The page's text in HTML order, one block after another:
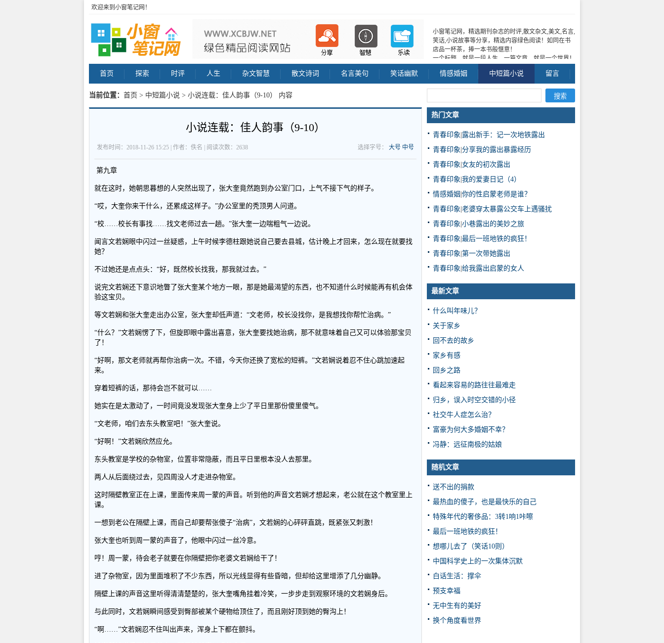
欢迎来到小窗笔记网！
小窗笔记网，精选期刊杂志的时评,散文杂文,美文,名言,
笑话,小说故事等分享，精选内容绿色阅读！如同在书
店品一杯茶，捧一本书般惬意！
一个标题，就是一段人生，一篇文章，就是一个世界！
首页 探索 时评 人生 杂文智慧 散文诗词 名言美句 笑话幽默 情感婚姻 中短篇小说 留言
当前位置： 首页 > 中短篇小说 > 小说连载：佳人韵事（9-10） 内容
小说连载：佳人韵事（9-10）
选择字号： 大号 中号
发布时间：2018-11-26 15:25 | 作者：佚名 | 阅读次数：2638
第九章
就在这时，她朝思暮想的人突然出现了，张大奎竟然跑到办公室门口，上气不接下气的样子。
“哎，大奎你来干什么，还累成这样子。”办公室里的秃顶男人问道。
“校……校长有事找……找文老师过去一趟。”张大奎一边喘粗气一边说。
闻言文若娴眼中闪过一丝疑惑，上午时候李德柱跟她说自己要去县城，估计晚上才回来，怎么现在就要找
她？
不过她还是点点头：“好，既然校长找我，那我就过去。”
说完文若娴还下意识地瞥了张大奎某个地方一眼，那是她最渴望的东西，也不知道什么时候能再有机会体
验这宝贝。
等文若娴和张大奎走出办公室，张大奎却低声道：“文老师，校长没找你，是我想找你帮忙治病。”
“什么？”文若娴愣了下，但旋即眼中露出喜意，张大奎要找她治病，那不就意味着自己又可以体验那宝贝
了！
“好啊，那文老师就再帮你治病一次。不错，今天你还换了宽松的短裤。”文若娴说着忍不住心跳加速起
来。
穿着短裤的话，那待会岂不就可以……
她实在是太激动了，一时间竟没发现张大奎身上少了平日里那份傻里傻气。
“文老师，咱们去东头教室吧！”张大奎说。
“好啊！”文若娴欣然应允。
东头教室是学校的杂物室，位置非常隐蔽，而且平日里根本没人去那里。
两人从后面绕过去，见四周没人才走进杂物室。
这时隔壁教室正在上课，里面传来周一蒙的声音。听到他的声音文若娴才想起来，老公就在这个教室里上
课。
一想到老公在隔壁上课，而自己却要帮张傻子“治病”，文若娴的心砰砰直跳，既紧张又刺激！
张大奎也听到周一蒙的声音了，他眼中闪过一丝冷意。
哼！周一蒙，待会老子就要在你隔壁把你老婆文若娴给干了！
进了杂物室，因为里面堆积了不少东西，所以光线显得有些昏暗，但却给这里增添了几分幽静。
隔壁上课的声音这里听得清清楚楚的，张大奎嘴角挂着冷笑，一步步走到观察环境的文若娴身后。
与此同时，文若娴瞬间感受到臀部被某个硬物给顶住了，而且刚好顶到她的臀沟上！
“啊……”文若娴忍不住叫出声来，浑身上下都在颤抖。
热门文章
青春印象 露出新手：记一次地铁露出
青春印象 分享我的露出暴露经历
青春印象 女友的初次露出
青春印象 我的爱妻日记（4）
情感婚姻 你的性启蒙老师是谁？
青春印象 老婆穿太暴露公交车上遇骚扰
青春印象 小巷露出的美妙之旅
青春印象 最后一班地铁的疯狂！
青春印象 第一次带她露出
青春印象 给我露出启蒙的女人
最新文章
什么叫年味儿？
关于家乡
回不去的故乡
家乡有感
回乡之路
看起来容易的路往往最难走
归乡，误入时空交错的小径
社交牛人症怎么治？
富豪为何大多婚姻不幸？
冯静：远征南极的姑娘
随机文章
送不出的捐款
最热血的傻子，也是最快乐的自己
特殊年代的奢侈品：3转1响1咔嚓
最后一班地铁的疯狂！
想哪儿去了（笑话10则）
中国科学史上的一次集体沉默
白话生活：撑伞
预支幸福
无中生有的美好
换个角度看世界